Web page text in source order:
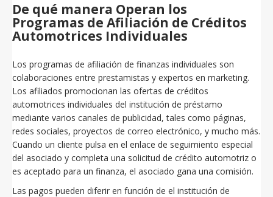
De qué manera Operan los
Programas de Afiliación de Créditos
Automotrices Individuales
Los programas de afiliación de finanzas individuales son
colaboraciones entre prestamistas y expertos en marketing.
Los afiliados promocionan las ofertas de créditos
automotrices individuales del institución de préstamo
mediante varios canales de publicidad, tales como páginas,
redes sociales, proyectos de correo electrónico, y mucho más.
Cuando un cliente pulsa en el enlace de seguimiento especial
del asociado y completa una solicitud de crédito automotriz o
es aceptado para un finanza, el asociado gana una comisión.
Las pagos pueden diferir en función de el institución de